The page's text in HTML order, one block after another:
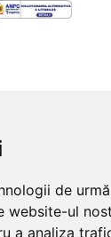
de
website-ul
a analiza
schi și snowboard
Alpina